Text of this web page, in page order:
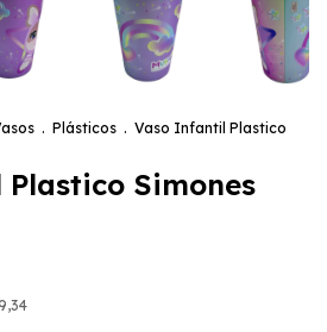
. Plásticos . Vaso Infantil Plastico
Simones